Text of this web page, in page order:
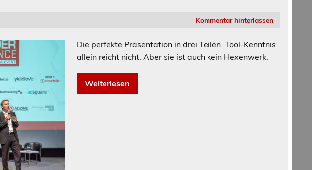
Kommentar hinterlassen
Die perfekte Präsentation in drei Teilen. Tool-Kenntnis
allein reicht nicht. Aber sie ist auch kein Hexenwerk.
Weiterlesen